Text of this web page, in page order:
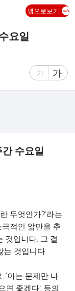
앱으로보기
요일
글
게
가
글
자
가
수요일
무엇인가?’라는
적인 앎만을 추
것입니다. 그 결
는 것입니다.
‘아는 문제만 나
면 좋겠다.’ 등의